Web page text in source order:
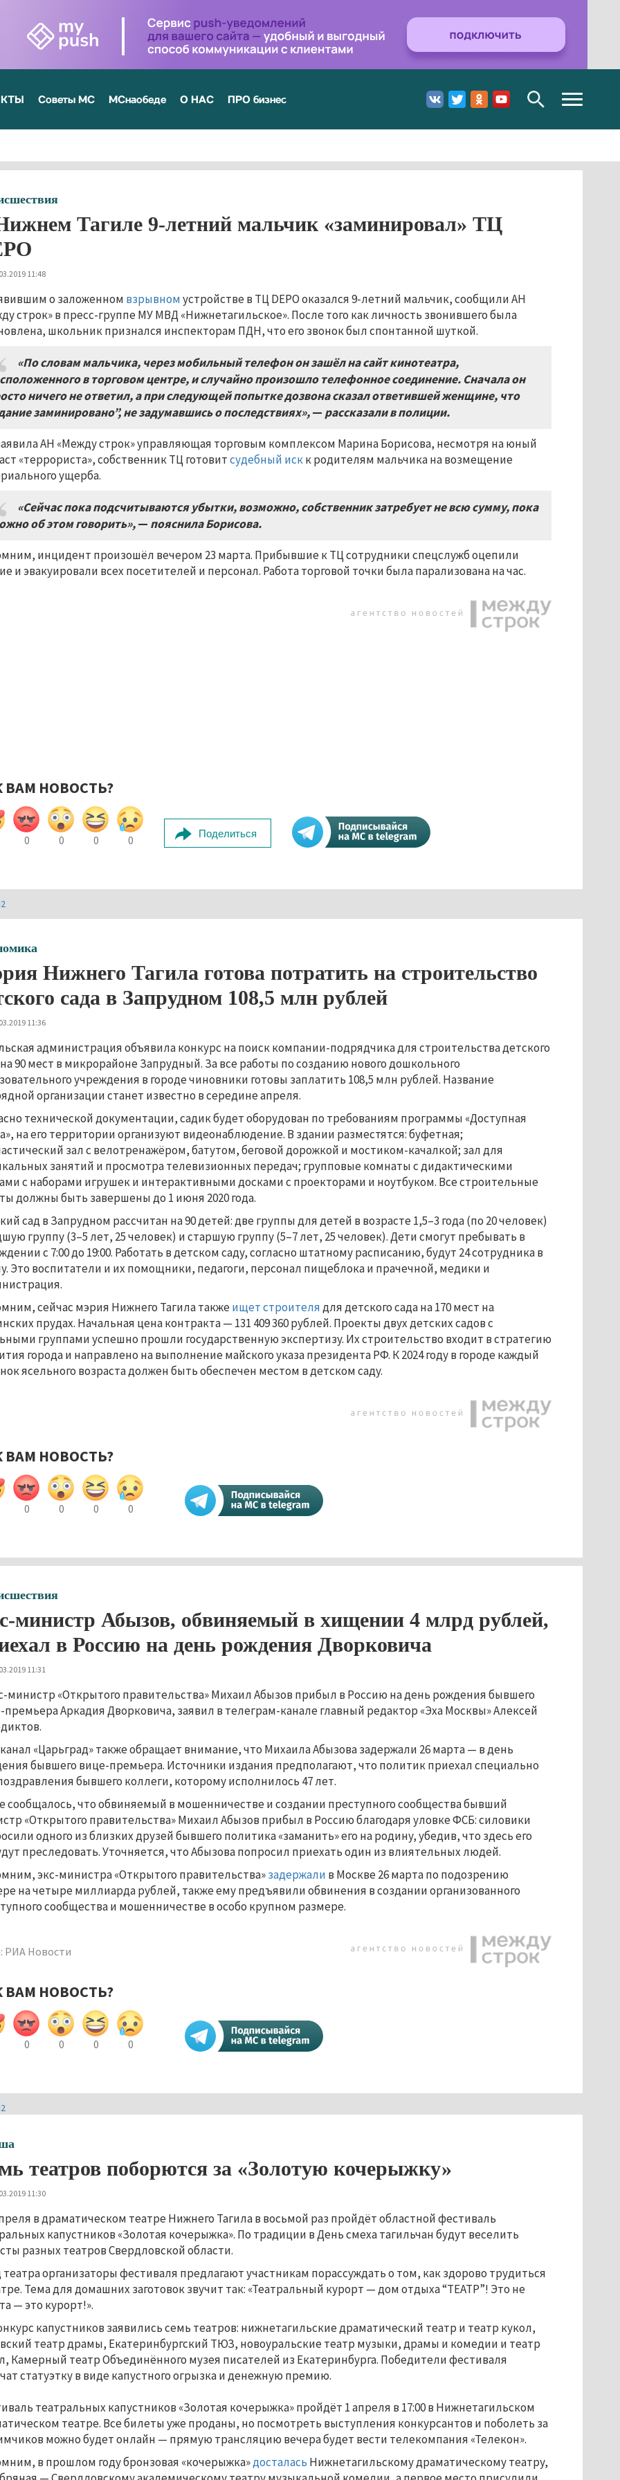
Советы МС МСнаобеде О НАС ПРО бизнес
Toggle
navigation
Тагиле 9-летний мальчик «заминировал» ТЦ
11:48
о заложенном взрывномустройстве в ТЦ DEPO оказался 9-летний мальчик, сообщили АН
строк» в пресс-группе МУ МВД «Нижнетагильское». После того как личность звонившего была
школьник признался инспекторам ПДН, что его звонок был спонтанной шуткой.
«По словам мальчика, через мобильный телефон он зашёл на сайт кинотеатра,
в торговом центре, и случайно произошло телефонное соединение. Сначала он
ничего не ответил, а при следующей попытке дозвона сказал ответившей женщине, что
заминировано”, не задумавшись о последствиях»,— рассказали в полиции.
АН «Между строк» управляющая торговым комплексом Марина Борисова, несмотря на юный
«террориста», собственник ТЦ готовитсудебный искк родителям мальчика на возмещение
ущерба.
«Сейчас пока подсчитываются убытки, возможно, собственник затребует не всю сумму, пока
об этом говорить»,— пояснила Борисова.
инцидент произошёл вечером 23 марта. Прибывшие к ТЦ сотрудники спецслужб оцепили
и эвакуировали всех посетителей и персонал. Работа торговой точки была парализована на час.
ВАМ НОВОСТЬ?
0 0 0 0
Поделиться
Нижнего Тагила готова потратить на строительство
сада в Запрудном 108,5 млн рублей
11:36
администрация объявила конкурс на поиск компании-подрядчика для строительства детского
90 мест в микрорайоне Запрудный. За все работы по созданию нового дошкольного
учреждения в городе чиновники готовы заплатить 108,5 млн рублей. Название
организации станет известно в середине апреля.
технической документации, садик будет оборудован по требованиям программы «Доступная
на его территории организуют видеонаблюдение. В здании разместятся: буфетная;
зал с велотренажёром, батутом, беговой дорожкой и мостиком-качалкой; зал для
занятий и просмотра телевизионных передач; групповые комнаты с дидактическими
с наборами игрушек и интерактивными досками с проекторами и ноутбуком. Все строительные
должны быть завершены до 1 июня 2020 года.
сад в Запрудном рассчитан на 90 детей: две группы для детей в возрасте 1,5–3 года (по 20 человек)
группу (3–5 лет, 25 человек) и старшую группу (5–7 лет, 25 человек). Дети смогут пребывать в
с 7:00 до 19:00. Работать в детском саду, согласно штатному расписанию, будут 24 сотрудника в
Это воспитатели и их помощники, педагоги, персонал пищеблока и прачечной, медики и
сейчас мэрия Нижнего Тагила также ищет строителядля детского сада на 170 мест на
прудах. Начальная цена контракта — 131 409 360 рублей. Проекты двух детских садов с
группами успешно прошли государственную экспертизу. Их строительство входит в стратегию
города и направлено на выполнение майского указа президента РФ. К 2024 году в городе каждый
ясельного возраста должен быть обеспечен местом в детском саду.
ВАМ НОВОСТЬ?
0 0 0 0
министр Абызов, обвиняемый в хищении 4 млрд рублей,
в Россию на день рождения Дворковича
11:31
министр «Открытого правительства» Михаил Абызов прибыл в Россию на день рождения бывшего
премьера Аркадия Дворковича, заявил в телеграм-канале главный редактор «Эха Москвы» Алексей
«Царьград» также обращает внимание, что Михаила Абызова задержали 26 марта — в день
бывшего вице-премьера. Источники издания предполагают, что политик приехал специально
бывшего коллеги, которому исполнилось 47 лет.
сообщалось, что обвиняемый в мошенничестве и создании преступного сообщества бывший
«Открытого правительства» Михаил Абызов прибыл в Россию благодаря уловке ФСБ: силовики
одного из близких друзей бывшего политика «заманить» его на родину, убедив, что здесь его
преследовать. Уточняется, что Абызова попросил приехать один из влиятельных людей.
экс-министра «Открытого правительства»задержали в Москве 26 марта по подозрению
на четыре миллиарда рублей, также ему предъявили обвинения в создании организованного
сообщества и мошенничестве в особо крупном размере.
РИА Новости
ВАМ НОВОСТЬ?
0 0 0 0
театров поборются за «Золотую кочерыжку»
11:30
в драматическом театре Нижнего Тагила в восьмой раз пройдёт областной фестиваль
капустников «Золотая кочерыжка». По традиции в День смеха тагильчан будут веселить
разных театров Свердловской области.
театра организаторы фестиваля предлагают участникам порассуждать о том, как здорово трудиться
Тема для домашних заготовок звучит так: «Театральный курорт — дом отдыха “ТЕАТР”! Это не
— это курорт!».
капустников заявились семь театров: нижнетагильские драматический театр и театр кукол,
театр драмы, Екатеринбургский ТЮЗ, новоуральские театр музыки, драмы и комедии и театр
Камерный театр Объединённого музея писателей из Екатеринбурга. Победители фестиваля
статуэтку в виде капустного огрызка и денежную премию.
театральных капустников «Золотая кочерыжка» пройдёт 1 апреля в 17:00 в Нижнетагильском
театре. Все билеты уже проданы, но посмотреть выступления конкурсантов и поболеть за
можно будет онлайн — прямую трансляцию вечера будет вести телекомпания «Телекон».
в прошлом году бронзовая «кочерыжка»досталась Нижнетагильскому драматическому театру,